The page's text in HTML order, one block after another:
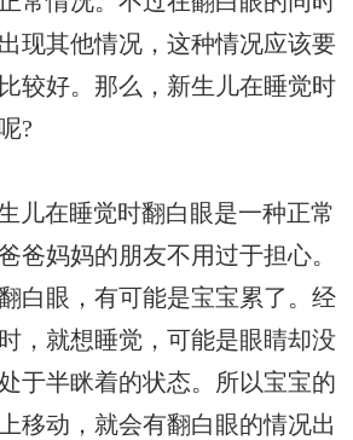
现其他情况，这种情况应该要
较好。那么，新生儿在睡觉时
?
在睡觉时翻白眼是一种正常
爸妈妈的朋友不用过于担心。
白眼，有可能是宝宝累了。经
，就想睡觉，可能是眼睛却没
于半眯着的状态。所以宝宝的
移动，就会有翻白眼的情况出